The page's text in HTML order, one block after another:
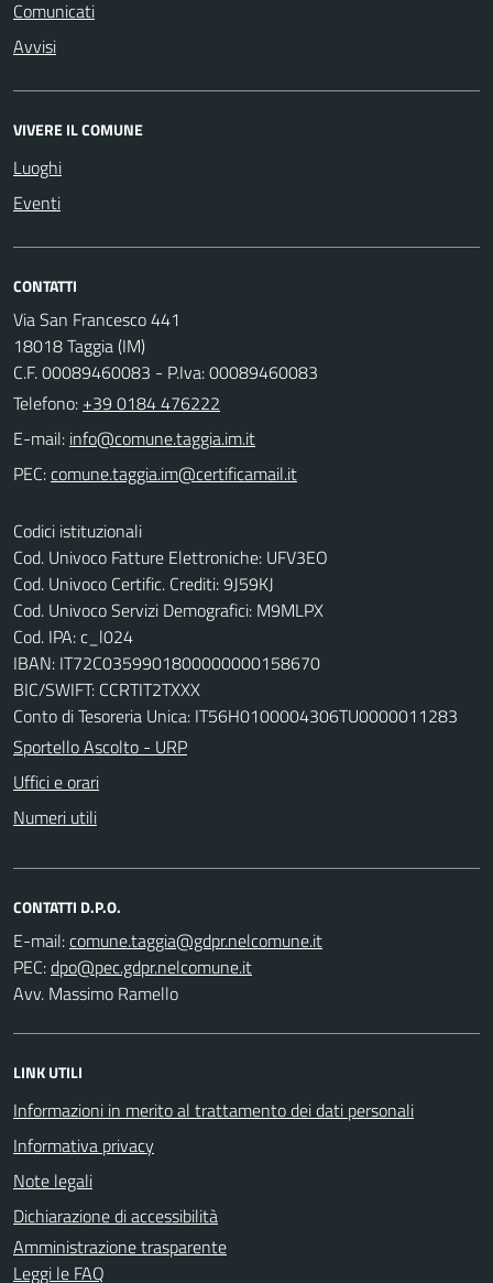
Comunicati
Avvisi
VIVERE IL COMUNE
Luoghi
Eventi
CONTATTI
Via San Francesco 441
18018 Taggia (IM)
C.F. 00089460083 - P.Iva: 00089460083
Telefono: +39 0184 476222
E-mail:
PEC:
Codici istituzionali
Cod. Univoco Fatture Elettroniche: UFV3EO
Cod. Univoco Certific. Crediti: 9J59KJ
Cod. Univoco Servizi Demografici: M9MLPX
Cod. IPA: c_l024
IBAN: IT72C0359901800000000158670
BIC/SWIFT: CCRTIT2TXXX
Conto di Tesoreria Unica: IT56H0100004306TU0000011283
Sportello Ascolto - URP
Uffici e orari
Numeri utili
CONTATTI D.P.O.
E-mail:
PEC:
Avv. Massimo Ramello
LINK UTILI
Informazioni in merito al trattamento dei dati personali
Informativa privacy
Note legali
Dichiarazione di accessibilità
Amministrazione trasparente
Leggi le FAQ